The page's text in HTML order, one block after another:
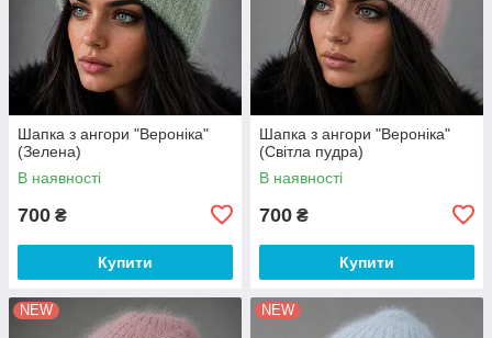
Шапка з ангори "Вероніка"
(Зелена)
В наявності
700 ₴
Купити
Шапка з ангори "Вероніка"
(Світла пудра)
В наявності
700 ₴
Купити
NEW NEW